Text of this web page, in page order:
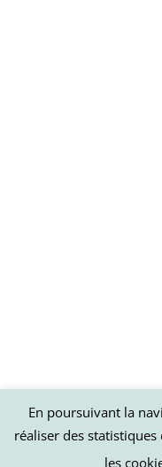
En poursuivant la
réaliser des
les